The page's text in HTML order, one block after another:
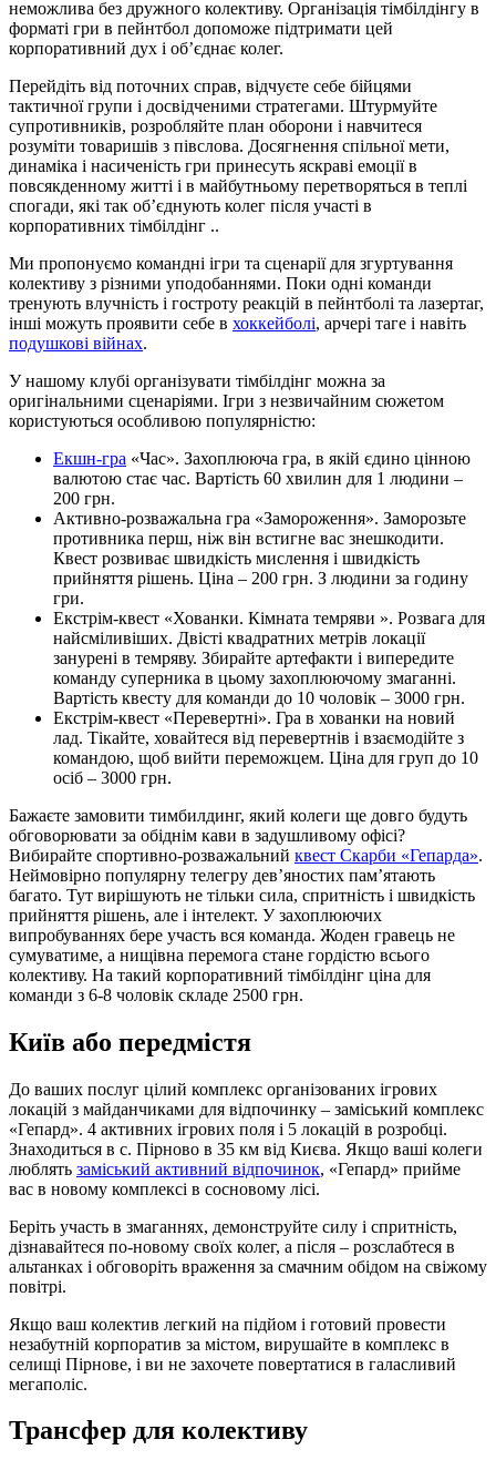
неможлива без дружного колективу. Організація тімбілдінгу в
форматі гри в пейнтбол допоможе підтримати цей
корпоративний дух і об’єднає колег.
Перейдіть від поточних справ, відчуєте себе бійцями
тактичної групи і досвідченими стратегами. Штурмуйте
супротивників, розробляйте план оборони і навчитеся
розуміти товаришів з півслова. Досягнення спільної мети,
динаміка і насиченість гри принесуть яскраві емоції в
повсякденному житті і в майбутньому перетворяться в теплі
спогади, які так об’єднують колег після участі в
корпоративних тімбілдінг ..
Ми пропонуємо командні ігри та сценарії для згуртування
колективу з різними уподобаннями. Поки одні команди
тренують влучність і гостроту реакцій в пейнтболі та лазертаг,
інші можуть проявити себе в хоккейболі, арчері таге і навіть
подушкові війнах.
У нашому клубі організувати тімбілдінг можна за
оригінальними сценаріями. Ігри з незвичайним сюжетом
користуються особливою популярністю:
Екшн-гра «Час». Захоплююча гра, в якій єдино цінною
валютою стає час. Вартість 60 хвилин для 1 людини –
200 грн.
Активно-розважальна гра «Замороження». Заморозьте
противника перш, ніж він встигне вас знешкодити.
Квест розвиває швидкість мислення і швидкість
прийняття рішень. Ціна – 200 грн. З людини за годину
гри.
Екстрім-квест «Хованки. Кімната темряви ». Розвага для
найсміливіших. Двісті квадратних метрів локації
занурені в темряву. Збирайте артефакти і випередите
команду суперника в цьому захоплюючому змаганні.
Вартість квесту для команди до 10 чоловік – 3000 грн.
Екстрім-квест «Перевертні». Гра в хованки на новий
лад. Тікайте, ховайтеся від перевертнів і взаємодійте з
командою, щоб вийти переможцем. Ціна для груп до 10
осіб – 3000 грн.
Бажаєте замовити тимбилдинг, який колеги ще довго будуть
обговорювати за обіднім кави в задушливому офісі?
Вибирайте спортивно-розважальний квест Скарби «Гепарда».
Неймовірно популярну телегру дев’яностих пам’ятають
багато. Тут вирішують не тільки сила, спритність і швидкість
прийняття рішень, але і інтелект. У захоплюючих
випробуваннях бере участь вся команда. Жоден гравець не
сумуватиме, а нищівна перемога стане гордістю всього
колективу. На такий корпоративний тімбілдінг ціна для
команди з 6-8 чоловік складе 2500 грн.
Київ або передмістя
До ваших послуг цілий комплекс організованих ігрових
локацій з майданчиками для відпочинку – заміський комплекс
«Гепард». 4 активних ігрових поля і 5 локацій в розробці.
Знаходиться в с. Пірново в 35 км від Києва. Якщо ваші колеги
люблять заміський активний відпочинок, «Гепард» прийме
вас в новому комплексі в сосновому лісі.
Беріть участь в змаганнях, демонструйте силу і спритність,
дізнавайтеся по-новому своїх колег, а після – розслабтеся в
альтанках і обговоріть враження за смачним обідом на свіжому
повітрі.
Якщо ваш колектив легкий на підйом і готовий провести
незабутній корпоратив за містом, вирушайте в комплекс в
селищі Пірнове, і ви не захочете повертатися в галасливий
мегаполіс.
Трансфер для колективу